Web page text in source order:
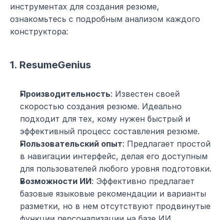
инструментах для создания резюме,
ознакомьтесь с подробным анализом каждого
конструктора:
1. ResumeGenius
Производительность: Известен своей
скоростью создания резюме. Идеально
подходит для тех, кому нужен быстрый и
эффективный процесс составления резюме.
Пользовательский опыт: Предлагает простой
в навигации интерфейс, делая его доступным
для пользователей любого уровня подготовки.
Возможности ИИ: Эффективно предлагает
базовые языковые рекомендации и варианты
разметки, но в нем отсутствуют продвинутые